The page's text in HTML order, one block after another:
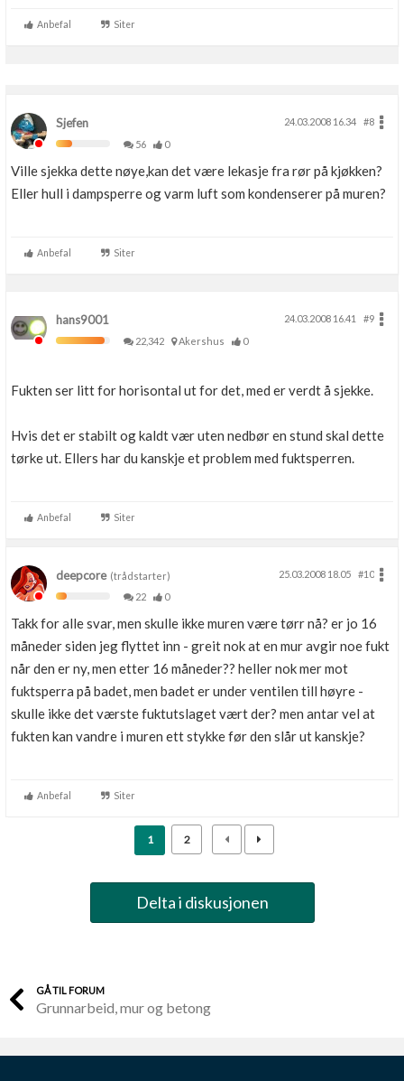
Anbefal Siter
Sjefen 24.03.2008 16.34
#8
56
0
Ville sjekka dette nøye,kan det være lekasje fra rør på kjøkken?
Eller hull i dampsperre og varm luft som kondenserer på muren?
Anbefal Siter
hans9001 24.03.2008 16.41
#9
22,342
Akershus 0
Fukten ser litt for horisontal ut for det, med er verdt å sjekke.
Hvis det er stabilt og kaldt vær uten nedbør en stund skal dette
tørke ut. Ellers har du kanskje et problem med fuktsperren.
Anbefal Siter
deepcore(trådstarter) 25.03.2008 18.05
#10
22
0
Takk for alle svar, men skulle ikke muren være tørr nå? er jo 16
måneder siden jeg flyttet inn - greit nok at en mur avgir noe fukt
når den er ny, men etter 16 måneder?? heller nok mer mot
fuktsperra på badet, men badet er under ventilen till høyre -
skulle ikke det værste fuktutslaget vært der? men antar vel at
fukten kan vandre i muren ett stykke før den slår ut kanskje?
Anbefal Siter
1 2
Delta i diskusjonen
GÅ TIL FORUM
Grunnarbeid, mur og betong